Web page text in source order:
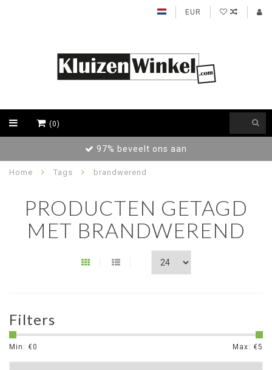
EUR
(0)
97% beveelt ons aan
Home Tags brandwerend
PRODUCTEN GETAGD
MET BRANDWEREND
Filters
Min: €0 Max: €5